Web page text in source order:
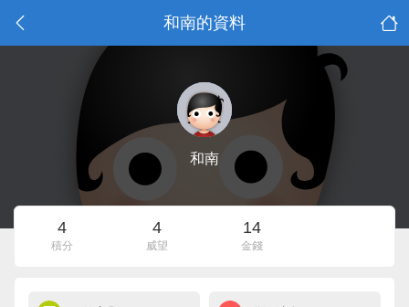
和南的資料
和南
4
積分
4
威望
14
金錢